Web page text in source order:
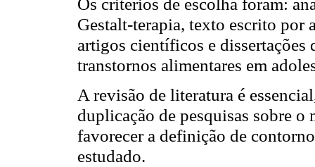
Gestalt-terapia, texto escrito por
artigos científicos e
transtornos alimentares em
A revisão de literatura é
duplicação de pesquisas sobre o
favorecer a definição de
estudado.